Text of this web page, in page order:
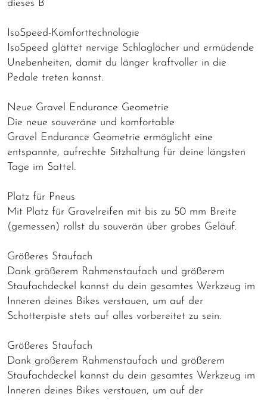
dieses B
IsoSpeed-Komforttechnologie
IsoSpeed glättet nervige Schlaglöcher und ermüdende
Unebenheiten, damit du länger kraftvoller in die
Pedale treten kannst.
Neue Gravel Endurance Geometrie
Die neue souveräne und komfortable
Gravel Endurance Geometrie ermöglicht eine
entspannte, aufrechte Sitzhaltung für deine längsten
Tage im Sattel.
Platz für Pneus
Mit Platz für Gravelreifen mit bis zu 50 mm Breite
(gemessen) rollst du souverän über grobes Geläuf.
Größeres Staufach
Dank größerem Rahmenstaufach und größerem
Staufachdeckel kannst du dein gesamtes Werkzeug im
Inneren deines Bikes verstauen, um auf der
Schotterpiste stets auf alles vorbereitet zu sein.
Größeres Staufach
Dank größerem Rahmenstaufach und größerem
Staufachdeckel kannst du dein gesamtes Werkzeug im
Inneren deines Bikes verstauen, um auf der